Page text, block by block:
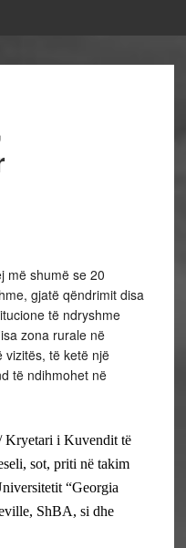
më shumë se 20
gjatë qëndrimit disa
të ndryshme
zona rurale në
vizitës, të ketë një
të ndihmohet në
Kryetari i Kuvendit të
sot, priti në takim
“Georgia
ShBA, si dhe